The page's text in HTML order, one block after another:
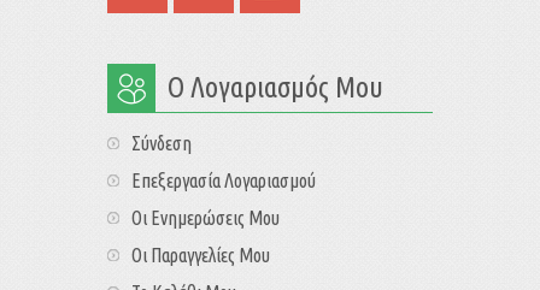
Ο Λογαριασμός Μου
Σύνδεση
Επεξεργασία Λογαριασμού
Οι Ενημερώσεις Μου
Οι Παραγγελίες Μου